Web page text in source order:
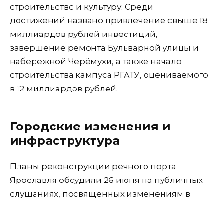
строительство и культуру. Среди
достижений названо привлечение свыше 18
миллиардов рублей инвестиций,
завершение ремонта Бульварной улицы и
набережной Черёмухи, а также начало
строительства кампуса РГАТУ, оцениваемого
в 12 миллиардов рублей.
Городские изменения и
инфраструктура
Планы реконструкции речного порта
Ярославля обсудили 26 июня на публичных
слушаниях, посвящённых изменениям в